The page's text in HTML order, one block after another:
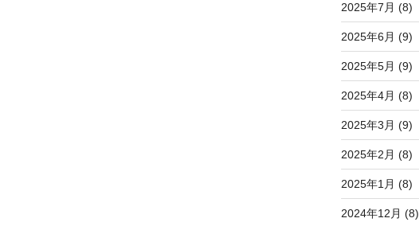
2025年7月 (8)
2025年6月 (9)
2025年5月 (9)
2025年4月 (8)
2025年3月 (9)
2025年2月 (8)
2025年1月 (8)
2024年12月 (8)